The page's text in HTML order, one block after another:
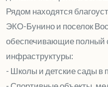
Рядом находятся
ЭКО-Бунино и поселок
обеспечивающие полный
инфраструктуры:
- Школы и детские сады в